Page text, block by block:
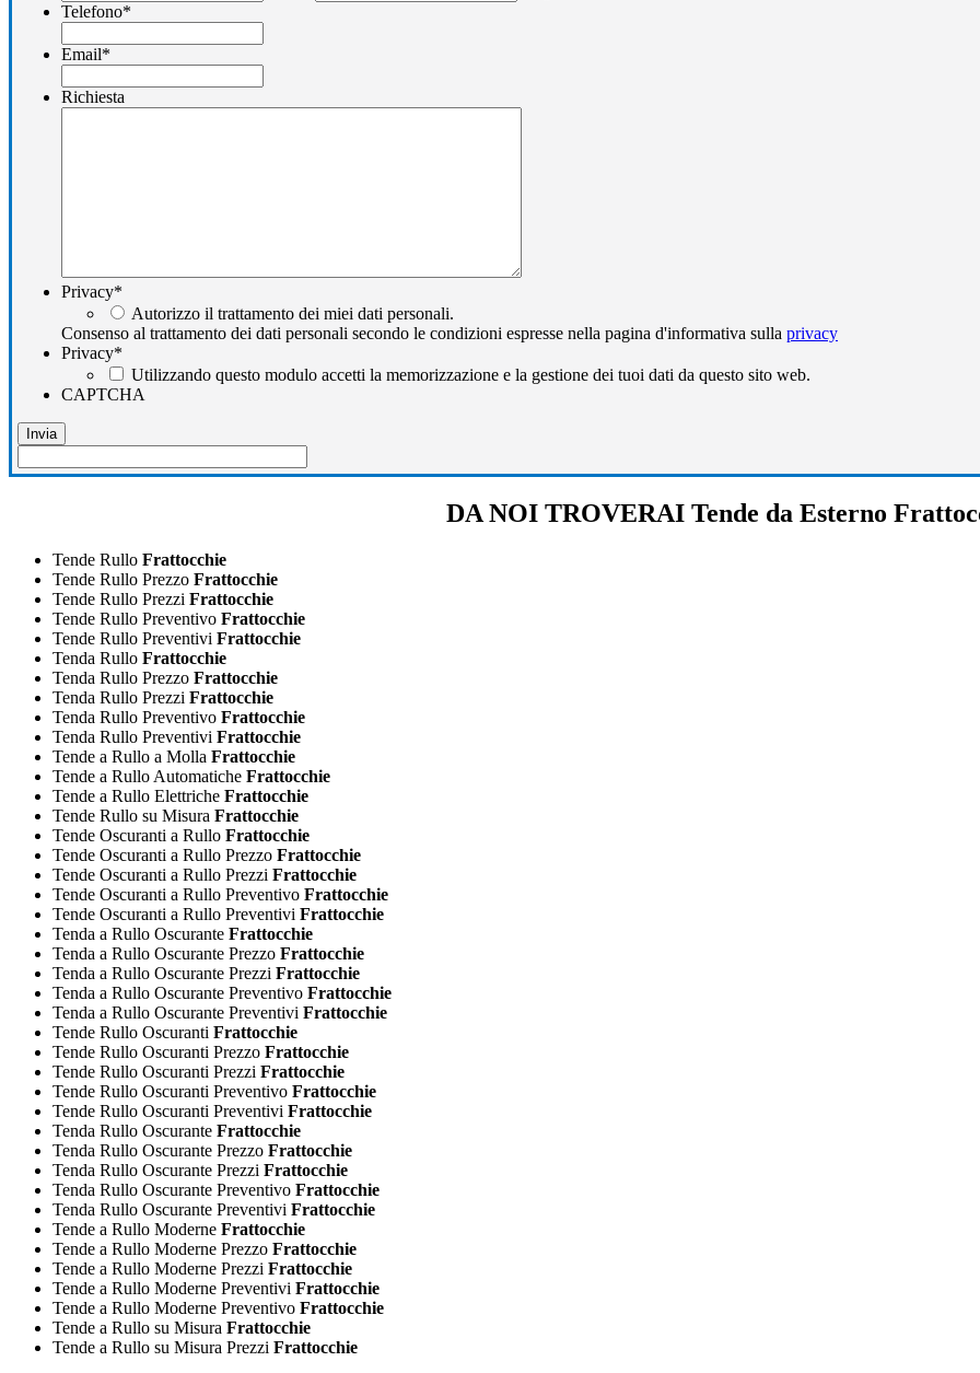
Telefono*
Email*
Richiesta
Privacy*
Autorizzo il trattamento dei miei dati personali.
Consenso al trattamento dei dati personali secondo le condizioni espresse nella pagina d'informativa sulla privacy
Privacy*
Utilizzando questo modulo accetti la memorizzazione e la gestione dei tuoi dati da questo sito web.
CAPTCHA
DA NOI TROVERAI Tende da Esterno
Tende Rullo Frattocchie
Tende Rullo Prezzo Frattocchie
Tende Rullo Prezzi Frattocchie
Tende Rullo Preventivo Frattocchie
Tende Rullo Preventivi Frattocchie
Tenda Rullo Frattocchie
Tenda Rullo Prezzo Frattocchie
Tenda Rullo Prezzi Frattocchie
Tenda Rullo Preventivo Frattocchie
Tenda Rullo Preventivi Frattocchie
Tende a Rullo a Molla Frattocchie
Tende a Rullo Automatiche Frattocchie
Tende a Rullo Elettriche Frattocchie
Tende Rullo su Misura Frattocchie
Tende Oscuranti a Rullo Frattocchie
Tende Oscuranti a Rullo Prezzo Frattocchie
Tende Oscuranti a Rullo Prezzi Frattocchie
Tende Oscuranti a Rullo Preventivo Frattocchie
Tende Oscuranti a Rullo Preventivi Frattocchie
Tenda a Rullo Oscurante Frattocchie
Tenda a Rullo Oscurante Prezzo Frattocchie
Tenda a Rullo Oscurante Prezzi Frattocchie
Tenda a Rullo Oscurante Preventivo Frattocchie
Tenda a Rullo Oscurante Preventivi Frattocchie
Tende Rullo Oscuranti Frattocchie
Tende Rullo Oscuranti Prezzo Frattocchie
Tende Rullo Oscuranti Prezzi Frattocchie
Tende Rullo Oscuranti Preventivo Frattocchie
Tende Rullo Oscuranti Preventivi Frattocchie
Tenda Rullo Oscurante Frattocchie
Tenda Rullo Oscurante Prezzo Frattocchie
Tenda Rullo Oscurante Prezzi Frattocchie
Tenda Rullo Oscurante Preventivo Frattocchie
Tenda Rullo Oscurante Preventivi Frattocchie
Tende a Rullo Moderne Frattocchie
Tende a Rullo Moderne Prezzo Frattocchie
Tende a Rullo Moderne Prezzi Frattocchie
Tende a Rullo Moderne Preventivi Frattocchie
Tende a Rullo Moderne Preventivo Frattocchie
Tende a Rullo su Misura Frattocchie
Tende a Rullo su Misura Prezzi Frattocchie